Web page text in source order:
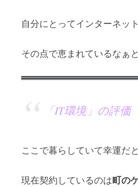
自分にとってインターネッ
その点で恵まれているなぁ
「IT環境」の評価
ここで暮らしていて幸運だ
現在契約しているのは町の